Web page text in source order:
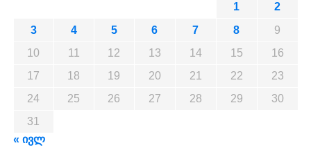
1
2
3
4 5 6 7 8
9
10
11 12 13 14 15
16
17
18 19 20 21 22
23
24
25 26 27 28 29
30
31
« ივლ